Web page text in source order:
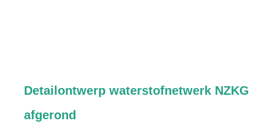
Detailontwerp waterstofnetwerk NZKG
afgerond